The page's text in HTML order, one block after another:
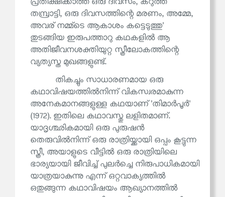
പ്രതീക്ഷിക്കാത്ത ഒരു ദിവസം, കറുത്ത
തമ്പ്രാട്ടി, ഒരു ദിവസത്തിന്റെ മരണം, അമ്മേ,
അവര് നമ്മ്‌ടെ ആകാശം കട്ടെടുത്തു'
തുടങ്ങിയ ഇരുപത്താറു കഥകളിൽ ആ
അതിജീവനശക്തിയുറ്റ സ്ത്രീലോകത്തിന്റെ
വ്യത്യസ്ത മുഖങ്ങളുണ്ട്.
തികച്ചും സാധാരണമായ ഒരു
കഥാവിഷയത്തിൽനിന്ന് വികസ്വരമാകുന്ന
അനേകമാനങ്ങളുള്ള കഥയാണ് 'തിമാർപൂർ'
(1972). ഇതിലെ കഥാവസ്തു ലളിതമാണ്.
യാദൃശ്ഛികമായി ഒരു പുരുഷൻ
തെരുവിൽനിന്ന് ഒരു രാത്രിയ്ക്കായി ഒപ്പം കൂട്ടുന്ന
സ്ത്രീ, അയാളുടെ വീട്ടിൽ ഒരു രാത്രിയിലെ
ഭാര്യയായി ജീവിച്ച് പുലർച്ചെ നിരുപാധികമായി
യാത്രയാകുന്നു എന്ന് ഒറ്റവാക്യത്തിൽ
ഒതുങ്ങുന്ന കഥാവിഷയം ആഖ്യാനത്തിൽ